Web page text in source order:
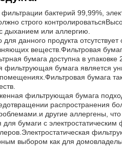
бактерий 99,99%,
строго
дыханием или аллергию.
для данного продукта
веществ.Фильтровая
бумага доступна в
фильтрующая бумага является
помещениях.Фильтровая бумага
фильтрующая бумага
распространения
другие аллергены,
бумаги с
выбором как для